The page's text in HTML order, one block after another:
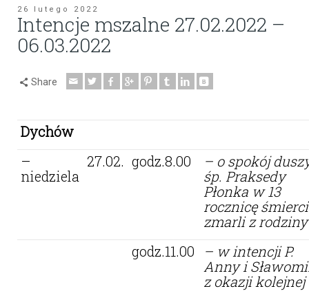
26 lutego 2022
Intencje mszalne 27.02.2022 –
06.03.2022
Share
Dychów
–
niedziela
27.02. godz.8.00
– o spokój
śp. Praksedy
Płonka w 13
rocznicę
zmarli z rodziny
godz.11.00
– w intencji P.
Anny i
z okazji kolejnej